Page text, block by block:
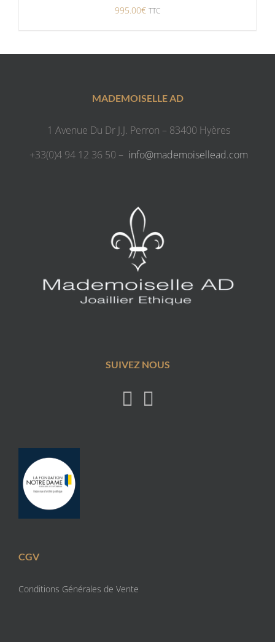
995.00€ TTC
MADEMOISELLE AD
1 Avenue Du Dr J.J. Perron – 83400 Hyères
+33(0)4 94 12 36 50 – info@mademoisellead.com
SUIVEZ NOUS
CGV
Conditions Générales de Vente